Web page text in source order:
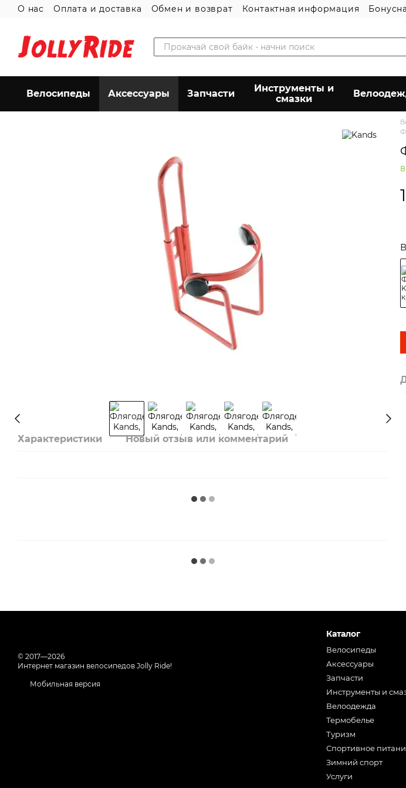
Перейти к основному контенту
О нас Оплата и доставка Обмен и возврат Контактная информация
Велосипеды Аксессуары Запчасти
Инструменты и
смазки
Характеристики Новый отзыв или комментарий
© 2017—2026
Интернет магазин велосипедов Jolly Ride!
Мобильная версия
Каталог
Велосипеды
Аксессуары
Запчасти
Инструменты и
Велоодежда
Термобелье
Туризм
Спортивное
Зимний спорт
Услуги